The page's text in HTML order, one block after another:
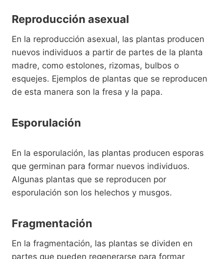
Reproducción asexual
En la reproducción asexual, las plantas producen
nuevos individuos a partir de partes de la planta
madre, como estolones, rizomas, bulbos o
esquejes. Ejemplos de plantas que se reproducen
de esta manera son la fresa y la papa.
Esporulación
En la esporulación, las plantas producen esporas
que germinan para formar nuevos individuos.
Algunas plantas que se reproducen por
esporulación son los helechos y musgos.
Fragmentación
En la fragmentación, las plantas se dividen en
partes que pueden regenerarse para formar